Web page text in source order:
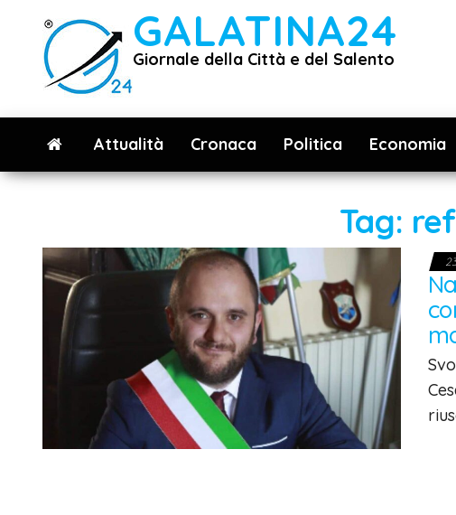
contenuto
GALATINA24
Giornale della Città e del Salento
Attualità Cronaca Politica Economia
Tag: